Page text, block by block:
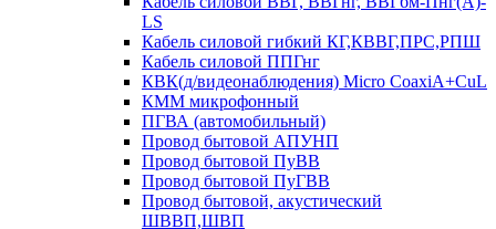
LS
Кабель силовой гибкий КГ,КВВГ,ПРС,РПШ
Кабель силовой ППГнг
КВК(д/видеонаблюдения) Micro CoaxiA+CuL
КММ микрофонный
ПГВА (автомобильный)
Провод бытовой АПУНП
Провод бытовой ПуВВ
Провод бытовой ПуГВВ
Провод бытовой, акустический
ШВВП,ШВП